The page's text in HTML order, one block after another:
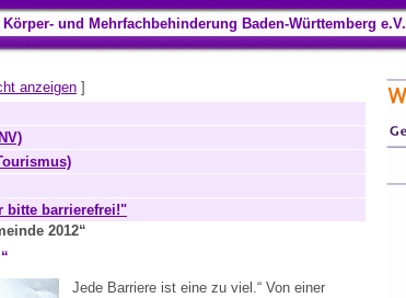
und Mehrfachbehinderung Baden-Württemberg e.V.
anzeigen ]
bitte barrierefrei!"
2012“
Jede Barriere ist eine zu viel.“ Von einer